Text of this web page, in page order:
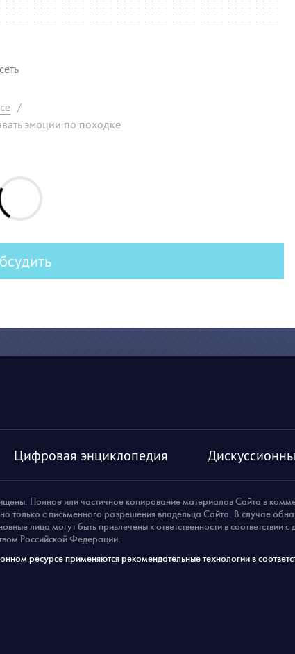
/
эмоции по походке
Цифровая энциклопедия
Полное или частичное копирование материалов Сайта в
только с письменного разрешения владельца Сайта. В случае
лица могут быть привлечены к ответственности в соответствии
Российской Федерации.
ресурсе применяются рекомендательные технологии в